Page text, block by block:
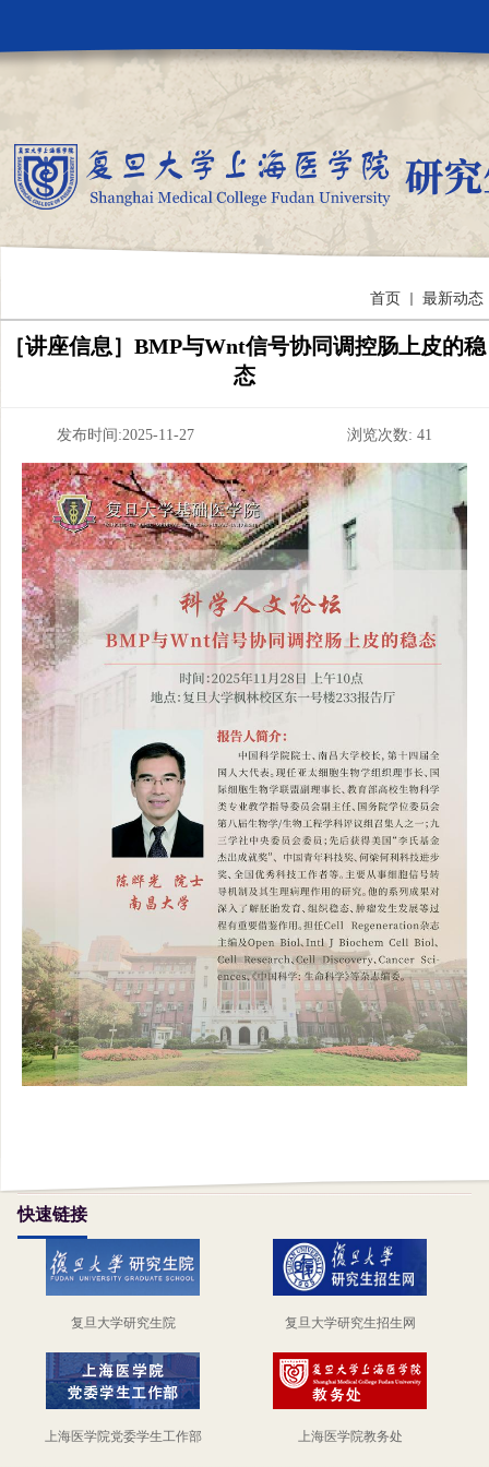
首页 最新动态
［讲座信息］BMP与Wnt信号协同调控肠上皮的稳
态
发布时间:2025-11-27 浏览次数: 41
快速链接
复旦大学研究生院 复旦大学研究生招生网
上海医学院党委学生工作部 上海医学院教务处